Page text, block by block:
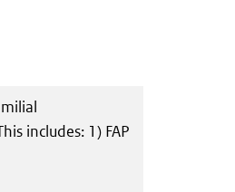
includes: 1) FAP